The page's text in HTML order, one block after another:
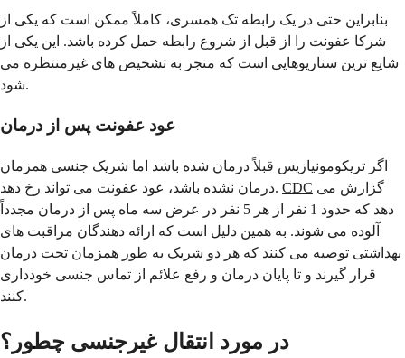
بنابراین حتی در یک رابطه تک همسری، کاملاً ممکن است که یکی از
شرکا عفونت را از قبل از شروع رابطه حمل کرده باشد. این یکی از
شایع ترین سناریوهایی است که منجر به تشخیص های غیرمنتظره می
شود.
عود عفونت پس از درمان
اگر تریکومونیازیس قبلاً درمان شده باشد اما شریک جنسی همزمان
درمان نشده باشد، عود عفونت می تواند رخ دهد. CDC
دهد که حدود 1 نفر از هر 5 نفر در عرض سه ماه پس از درمان مجدداً
آلوده می شوند. به همین دلیل است که ارائه دهندگان مراقبت های
بهداشتی توصیه می کنند که هر دو شریک به طور همزمان تحت درمان
قرار گیرند و تا پایان درمان و رفع علائم از تماس جنسی خودداری
کنند.
در مورد انتقال غیرجنسی چطور؟